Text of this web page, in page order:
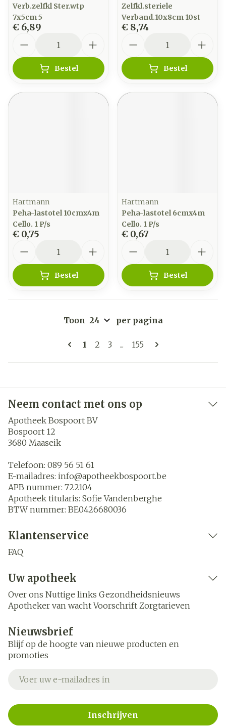
Verb.zelfkl Ster.wtp
7x5cm 5
€ 6,89
Bestel
Zelfkl.steriele
Verband.10x8cm 10st
€ 8,74
Bestel
Hartmann
Peha-lastotel 10cmx4m
Cello. 1 P/s
€ 0,75
Bestel
Hartmann
Peha-lastotel 6cmx4m
Cello. 1 P/s
€ 0,67
Bestel
Pagina's
U lees momenteel pagina
1 Pagina
2 Pagina
3 ... Pagina
155
Toon per pagina
Neem contact met ons op
Apotheek Bospoort BV
Bospoort 12
3680 Maaseik
Telefoon: 089 56 51 61
E-mailadres: info@apotheekbospoort.be
APB nummer: 722104
Apotheek titularis: Sofie Vandenberghe
BTW nummer: BE0426680036
Klantenservice
FAQ
Uw apotheek
Over ons Nuttige links Gezondheidsnieuws
Apotheker van wacht Voorschrift Zorgtarieven
Nieuwsbrief
Blijf op de hoogte van nieuwe producten en
promoties
Inschrijven